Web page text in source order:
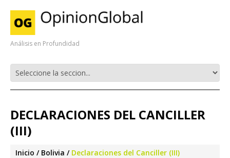
Análisis en Profundidad
DECLARACIONES DEL CANCILLER
(III)
Inicio Bolivia Declaraciones del Canciller (III)